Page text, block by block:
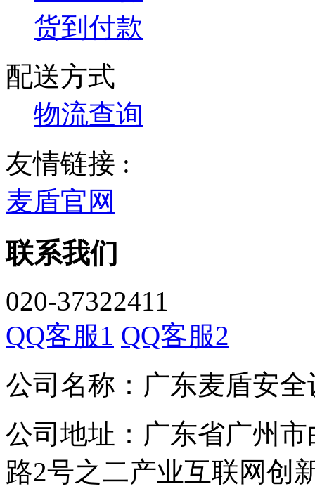
货到付款
配送方式
物流查询
友情链接 :
麦盾官网
联系我们
020-37322411
QQ客服1 QQ客服2
公司名称：广东麦盾安
公司地址：广东省广州
路2号之二产业互联网创